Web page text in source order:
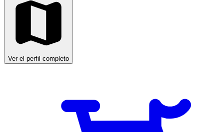
Ver el perfil completo